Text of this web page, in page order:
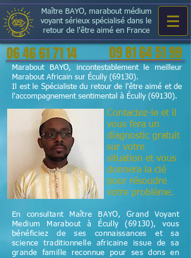
Maître BAYO, marabout médium
voyant sérieux spécialisé dans le
retour de l'être aimé en France
06 46 61 71 14 09 81 64 51 99
Marabout BAYO, incontestablement le meilleur
Marabout Africain sur Écully (69130).
Il est le Spécialiste du retour de l'être aimé et de
l'accompagnement sentimental à Écully (69130).
Contactez-le et il
vous fera un
diagnostic gratuit
sur votre
situation et vous
donnera la clé
pour résoudre
votre problème.
En consultant Maître BAYO, Grand Voyant
Medium Marabout à Écully (69130), vous
bénéficiez de ses connaissances et sa
sciencetraditionnelleafricaine issue de sa
grande famille reconnue pour ses dons en